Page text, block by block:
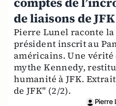
de liaisons de JFK
Pierre Lunel raconte
président inscrit au
américains. Une
mythe Kennedy,
humanité à JFK.
de JFK" (2/2).
Pierre